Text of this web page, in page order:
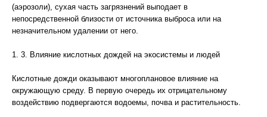
(аэрозоли), сухая часть загрязнений выподает в
непосредственной близости от источника выброса или на
незначительном удалении от него.
1. 3. Влияние кислотных дождей на экосистемы и людей
Кислотные дожди оказывают многоплановое влияние на
окружающую среду. В первую очередь их отрицательному
воздействию подвергаются водоемы, почва и растительность.